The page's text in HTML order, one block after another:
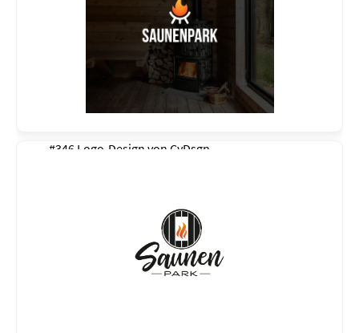
#346 Logo-Design von CyDsgn